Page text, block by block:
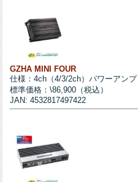
GZHA MINI FOUR
仕様：4ch（4/3/2ch）パワーアンプ
標準価格：\86,900（税込）
JAN: 4532817497422